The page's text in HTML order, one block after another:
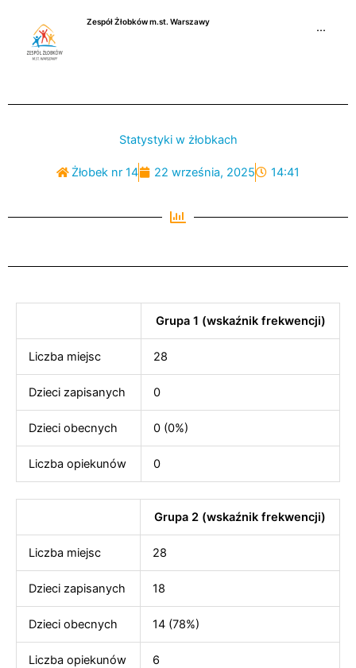
Zespół Żłobków m.st. Warszawy
···
Statystyki w żłobkach
Żłobek nr 14 22 września, 2025 14:41
Grupa 1 (wskaźnik frekwencji)
Liczba miejsc 28
Dzieci zapisanych 0
Dzieci obecnych 0 (0%)
Liczba opiekunów 0
Grupa 2 (wskaźnik frekwencji)
Liczba miejsc 28
Dzieci zapisanych 18
Dzieci obecnych 14 (78%)
Liczba opiekunów 6